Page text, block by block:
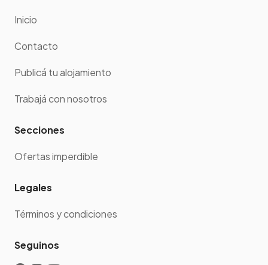
Inicio
Contacto
Publicá tu alojamiento
Trabajá con nosotros
Secciones
Ofertas imperdible
Legales
Términos y condiciones
Seguinos